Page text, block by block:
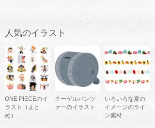
人気のイラスト
ONE PIECEのイ
ラスト（まと
め）
クーゲルパンツ
ァーのイラスト
いろいろな夏の
イメージのライ
ン素材